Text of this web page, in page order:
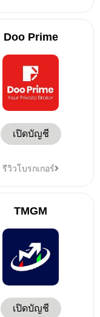
Doo Prime
เปิดบัญชี
รีวิวโบรกเกอร์
TMGM
เปิดบัญชี